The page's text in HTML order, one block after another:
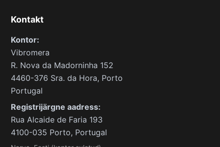
Kontakt
Kontor:
Vibromera
R. Nova da Madorninha 152
4460-376 Sra. da Hora, Porto
Portugal
Registrijärgne aadress:
Rua Alcaide de Faria 193
4100-035 Porto, Portugal